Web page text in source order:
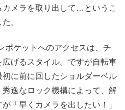
カメラを取り出して…というこ
。
ポケットへのアクセスは、チ
げるスタイル。ですが自転車
に前に回したショルダーベル
秀逸なロック機構によって、解
「早くカメラを出したい！」